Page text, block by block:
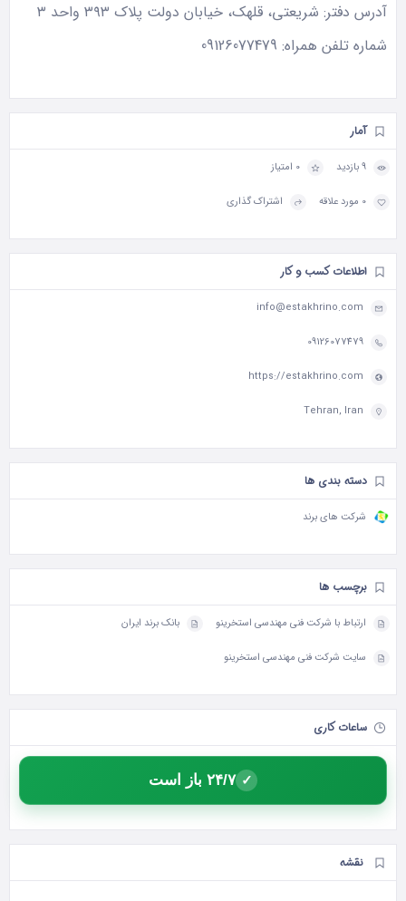
آدرس دفتر: شریعتی، قلهک، خیابان دولت پلاک ۳۹۳ واحد ۳
شماره تلفن همراه: 09126077479
آمار
9 بازدید 0 امتیاز
0 مورد علاقه اشتراک گذاری
اطلاعات کسب و کار
info@estakhrino.com
09126077479
https://estakhrino.com
Tehran, Iran
دسته بندی ها
شرکت های برند
برچسب ها
ارتباط با شرکت فنی مهندسی استخرینو بانک برند ایران
سایت شرکت فنی مهندسی استخرینو
ساعات کاری
✓ ۲۴/۷ باز است
نقشه